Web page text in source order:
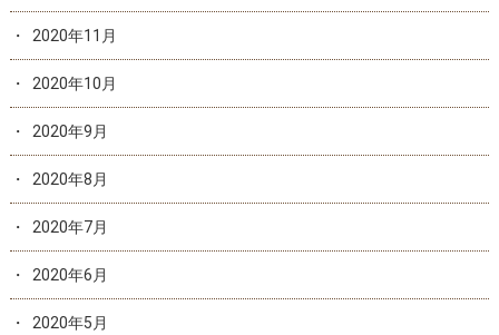
2020年11月
2020年10月
2020年9月
2020年8月
2020年7月
2020年6月
2020年5月